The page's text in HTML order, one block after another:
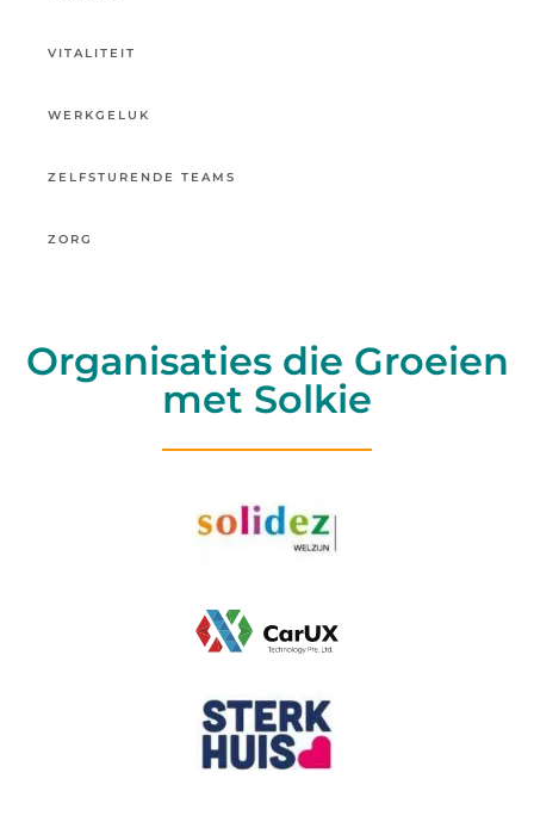
VITALITEIT
WERKGELUK
ZELFSTURENDE TEAMS
ZORG
Organisaties die Groeien
met Solkie